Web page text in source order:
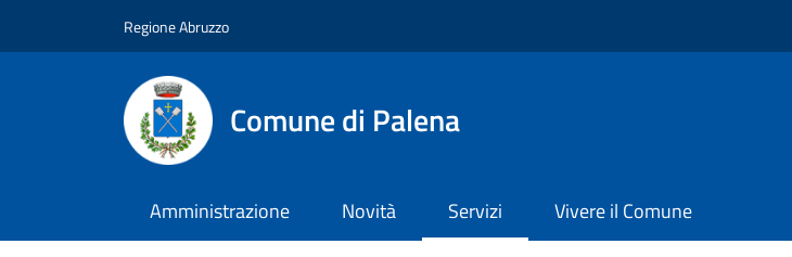
Regione Abruzzo
Comune di Palena
Amministrazione Novità Servizi Vivere il Comune